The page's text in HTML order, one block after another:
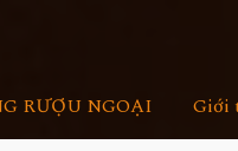
RƯỢU NGOẠI Giới